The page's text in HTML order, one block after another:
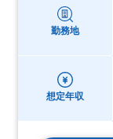
勤務地
想定年収